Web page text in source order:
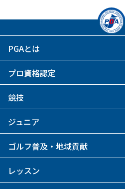
PGAとは
プロ資格認定
競技
ジュニア
ゴルフ普及・地域貢献
レッスン